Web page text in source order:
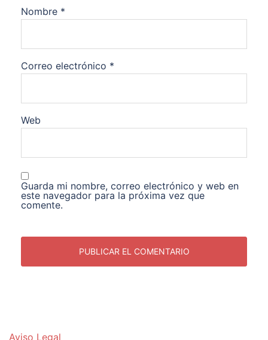
Nombre *
Correo electrónico *
Web
Guarda mi nombre, correo electrónico y web en
este navegador para la próxima vez que
comente.
Aviso Legal